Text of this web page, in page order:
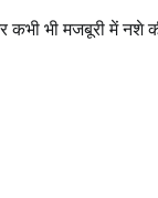
कभी भी मजबूरी में